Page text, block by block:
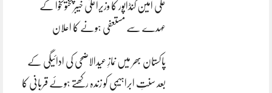
علی امین گنڈاپور کا وزیراعلیٰ خیبرپختونخوا کے
عہدے سے مستعفی ہونے کا اعلان
پاکستان بھر میں نمازِ عیدالاضحی کی ادائیگی کے
بعد سنتِ ابراہیمی کو زندہ رکھتے ہوئے قربانی کا